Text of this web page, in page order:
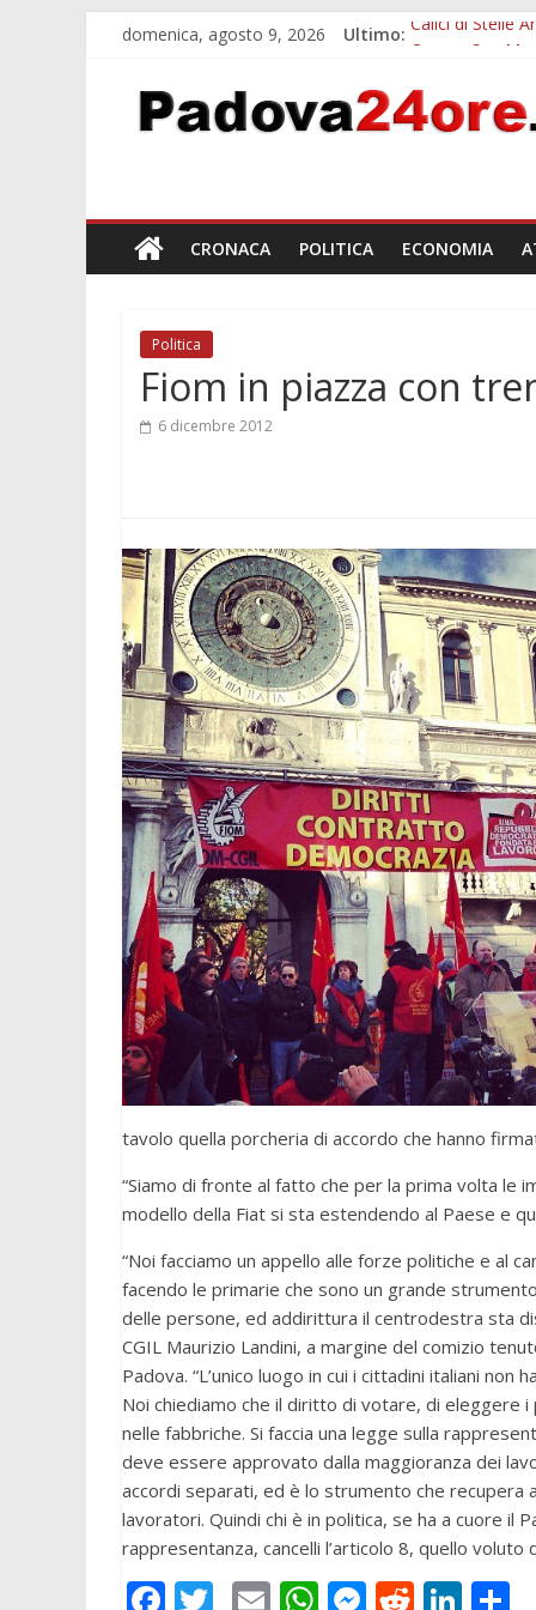
domenica, agosto 9, 2026 Ultimo: Calici di Stelle
Notizie di
Teatro per
Restauro
CRONACA POLITICA ECONOMIA
Politica
Fiom in piazza con
6 dicembre 2012
tavolo quella porcheria di accordo che hanno
“Siamo di fronte al fatto che per la prima volta le
modello della Fiat si sta estendendo al Paese e
“Noi facciamo un appello alle forze politiche e al
facendo le primarie che sono un grande
delle persone, ed addirittura il centrodestra sta
CGIL Maurizio Landini, a margine del comizio
Padova. “L’unico luogo in cui i cittadini italiani
Noi chiediamo che il diritto di votare, di eleggere
nelle fabbriche. Si faccia una legge sulla
deve essere approvato dalla maggioranza dei
accordi separati, ed è lo strumento che recupera
lavoratori. Quindi chi è in politica, se ha a cuore il
rappresentanza, cancelli l’articolo 8, quello voluto